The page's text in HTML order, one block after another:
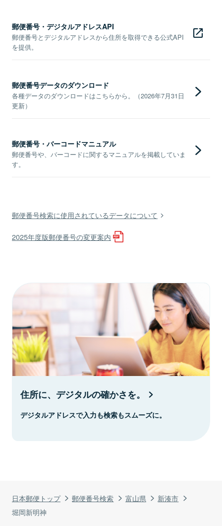
日本郵便トップ 郵便番号検索 富山県
新湊市
堀岡新明神
郵便番号・デジタルアドレスAPI
郵便番号とデジタルアドレスから住所を取得できる公式API
を提供。
郵便番号データのダウンロード
各種データのダウンロードはこちらから。（2026年7月31日
更新）
郵便番号・バーコードマニュアル
郵便番号や、バーコードに関するマニュアルを掲載していま
す。
郵便番号検索に使用されているデータについて
2025年度版郵便番号の変更案内
住所に、デジタルの確かさを。
デジタルアドレスで入力も検索もスムーズに。